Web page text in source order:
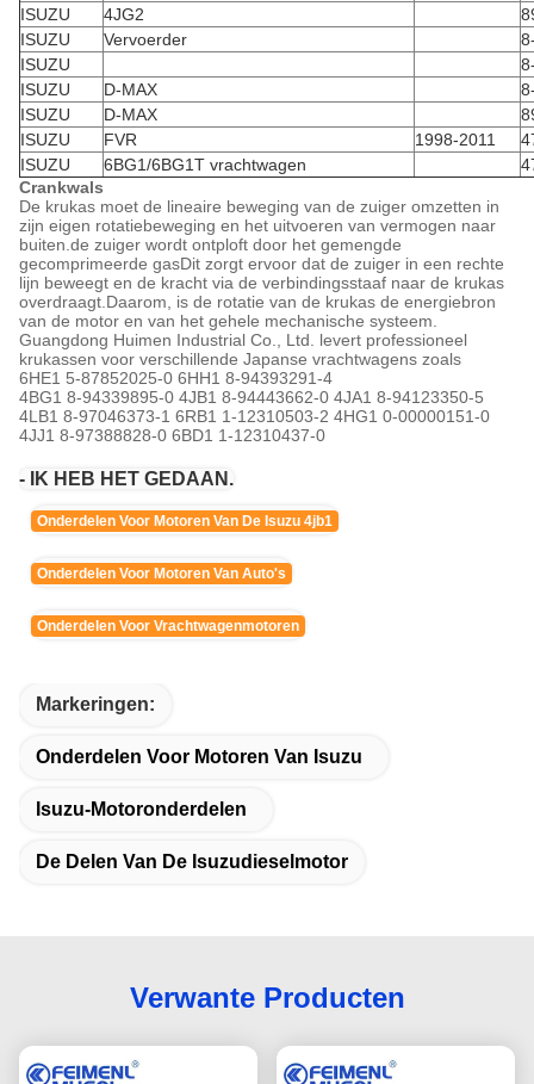
ISUZU
4JG2
ISUZU
Vervoerder
ISUZU
ISUZU
D-MAX
ISUZU
D-MAX
ISUZU
FVR 1998-2011
ISUZU
6BG1/6BG1T vrachtwagen
Crankwals
De krukas moet de lineaire beweging van de zuiger omzetten in
zijn eigen rotatiebeweging en het uitvoeren van vermogen naar
buiten.de zuiger wordt ontploft door het gemengde
gecomprimeerde gasDit zorgt ervoor dat de zuiger in een rechte
lijn beweegt en de kracht via de verbindingsstaaf naar de krukas
overdraagt.Daarom, is de rotatie van de krukas de energiebron
van de motor en van het gehele mechanische systeem.
Guangdong Huimen Industrial Co., Ltd. levert professioneel
krukassen voor verschillende Japanse vrachtwagens zoals
6HE1 5-87852025-0 6HH1 8-94393291-4
4BG1 8-94339895-0 4JB1 8-94443662-0 4JA1 8-94123350-5
4LB1 8-97046373-1 6RB1 1-12310503-2 4HG1 0-00000151-0
4JJ1 8-97388828-0 6BD1 1-12310437-0
- IK HEB HET GEDAAN.
Onderdelen Voor Motoren Van De Isuzu 4jb1
Onderdelen Voor Motoren Van Auto's
Onderdelen Voor Vrachtwagenmotoren
Markeringen:
Onderdelen Voor Motoren Van Isuzu
Isuzu-Motoronderdelen
De Delen Van De Isuzudieselmotor
Verwante Producten